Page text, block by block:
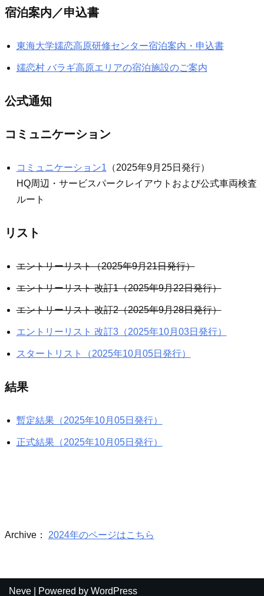
宿泊案内／申込書
東海大学嬬恋高原研修センター宿泊案内・申込書
嬬恋村 バラギ高原エリアの宿泊施設のご案内
公式通知
コミュニケーション
コミュニケーション1 （2025年9月25日発行）
HQ周辺・サービスパークレイアウトおよび公式車両検査
ルート
リスト
エントリーリスト（2025年9月21日発行）
エントリーリスト 改訂1（2025年9月22日発行）
エントリーリスト 改訂2（2025年9月28日発行）
エントリーリスト 改訂3（2025年10月03日発行）
スタートリスト（2025年10月05日発行）
結果
暫定結果（2025年10月05日発行）
正式結果（2025年10月05日発行）
Archive： 2024年のページはこちら
Neve | Powered by WordPress